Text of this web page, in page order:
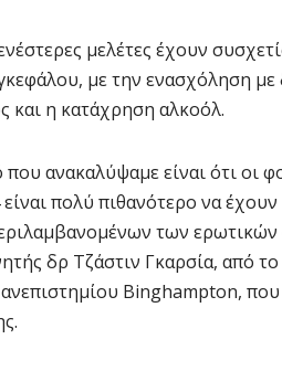
μελέτες έχουν
με την ενασχόληση με
και η κατάχρηση αλκοόλ.
που ανακαλύψαμε είναι ότι οι
είναι πολύ πιθανότερο να
των ερωτικών
δρ Τζάστιν Γκαρσία, από
Binghampton, που